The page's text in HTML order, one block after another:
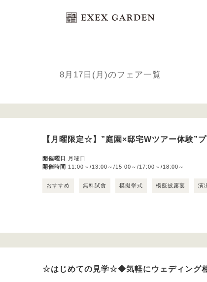
8月17日(月)のフェア一覧
【月曜限定☆】”庭園×邸宅Wツアー体験”
開催曜日
月曜日
開催時間 11:00～/13:00～/15:00～/17:00～/18:00～
おすすめ 無料試食 模擬挙式 模擬披露宴 演
☆はじめての見学☆◆気軽にウェディング